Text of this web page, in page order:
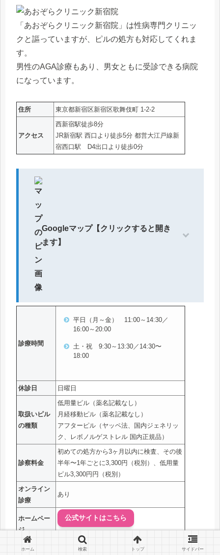
「あおぞらクリニック新宿院」は性病専門クリニッ
クと謳っていますが、ピルの処方も対応してくれま
す。
男性のAGA診療もあり、男女ともに受診できる病院
になっています。
住所 東京都新宿区新宿区歌舞伎町 1-2-2
アクセス
西新宿駅徒歩8分
JR新宿駅 西口より徒歩5分 都営大江戸線新
宿西口駅 D4出口より徒歩0分
Googleマップ【クリックすると開き
ます】
診療時間
平日（月～金） 11:00～14:30／
16:00～20:00
土・祝 9:30～13:30／14:30〜
18:00
休診日 日曜日
取扱いピル
の種類
低用量ピル（薬名記載なし）
月経移動ピル（薬名記載なし）
アフターピル（ヤッペ法、国内ジェネリッ
ク、レボノルゲストレル 国内正規品）
診察料金
初めての処方から3ヶ月以内に検査、その後
半年〜1年ごとに3,300円（税別）、低用量
ピル3,300円円（税別）
オンライン
診療
あり
ホームペー
ジ
公式サイトはこちら
ホーム 検索 トップ サイドバー